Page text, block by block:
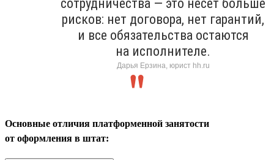
сотрудничества — это несёт больше
рисков: нет договора, нет гарантий,
и все обязательства остаются
на исполнителе.
Дарья Ерзина, юрист hh.ru
Основные отличия платформенной занятости
от оформления в штат: